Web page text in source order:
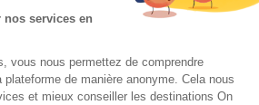
services en
vous nous permettez de comprendre
de manière anonyme. Cela nous
et mieux conseiller les destinations On